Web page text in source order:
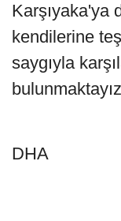
Karşıyaka'ya
kendilerine
saygıyla
DHA